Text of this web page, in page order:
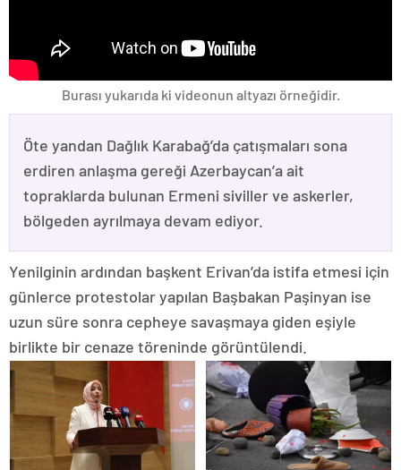
Burası yukarıda ki videonun altyazı örneğidir.
Öte yandan Dağlık Karabağ’da çatışmaları sona
erdiren anlaşma gereği Azerbaycan’a ait
topraklarda bulunan Ermeni siviller ve askerler,
bölgeden ayrılmaya devam ediyor.
Yenilginin ardından başkent Erivan’da istifa etmesi için
günlerce protestolar yapılan Başbakan Paşinyan ise
uzun süre sonra cepheye savaşmaya giden eşiyle
birlikte bir cenaze töreninde görüntülendi.